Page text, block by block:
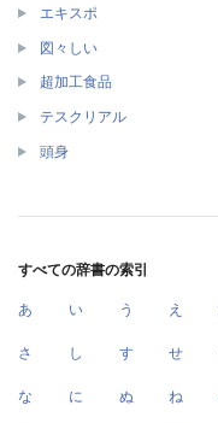
エキスポ
図々しい
超加工食品
テスクリアル
頭身
すべての辞書の索引
あ い う え
さ し す せ
な に ぬ ね